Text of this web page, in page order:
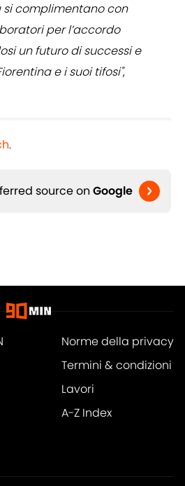
complimentano con
per l’accordo
un futuro di successi e
e i suoi tifosi",
.
source on Google
Norme della privacy
Termini & condizioni
Lavori
A-Z Index